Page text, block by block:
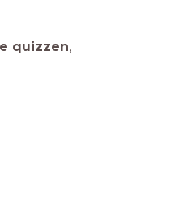
quizzen,